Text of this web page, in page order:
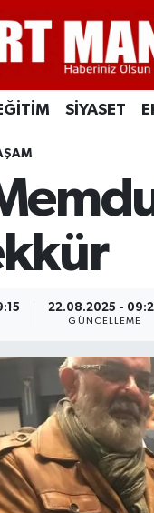
SİYASET
22.08.2025 -
GÜNCELLEME
ve Fikstür